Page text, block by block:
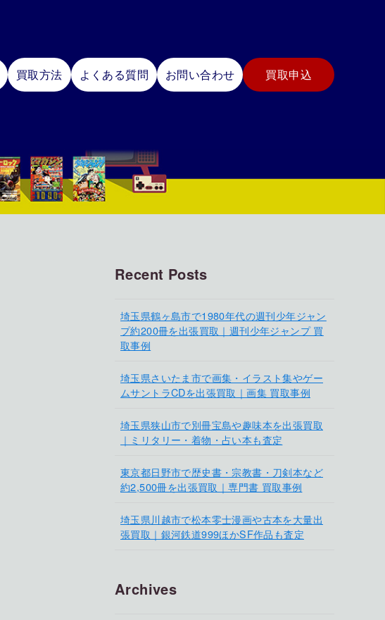
買取方法 よくある質問 お問い合わせ 買取申込
Recent Posts
埼玉県鶴ヶ島市で1980年代の週刊少年ジャン
プ約200冊を出張買取｜週刊少年ジャンプ 買
取事例
埼玉県さいたま市で画集・イラスト集やゲー
ムサントラCDを出張買取｜画集 買取事例
埼玉県狭山市で別冊宝島や趣味本を出張買取
｜ミリタリー・着物・占い本も査定
東京都日野市で歴史書・宗教書・刀剣本など
約2,500冊を出張買取｜専門書 買取事例
埼玉県川越市で松本零士漫画や古本を大量出
張買取｜銀河鉄道999ほかSF作品も査定
Archives